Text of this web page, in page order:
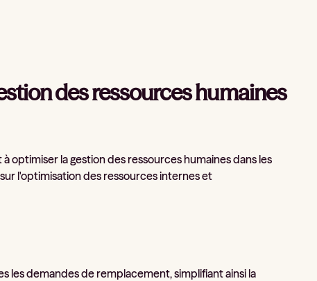
des ressources humaines
optimiser la gestion des ressources humaines dans les
l'optimisation des ressources internes et
les demandes de remplacement, simplifiant ainsi la